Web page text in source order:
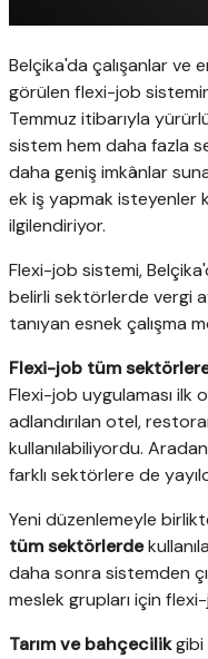
Belçika'da çalışanlar ve
görülen flexi-job
Temmuz itibarıyla
sistem hem daha fazla
daha geniş imkânlar
ek iş yapmak isteyenler
ilgilendiriyor.
Flexi-job sistemi,
belirli sektörlerde vergi
tanıyan esnek çalışma
Flexi-job tüm sektörlere
Flexi-job uygulaması ilk
adlandırılan otel,
kullanılabiliyordu.
farklı sektörlere de
Yeni düzenlemeyle
tüm sektörlerde
daha sonra sistemden
meslek grupları için
Tarım ve bahçecilikgibi